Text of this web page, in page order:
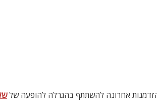
הזדמנות אחרונה להשתתף בהגרלה להופעה של